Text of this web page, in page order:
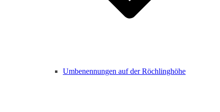
Umbenennungen auf der Röchlinghöhe